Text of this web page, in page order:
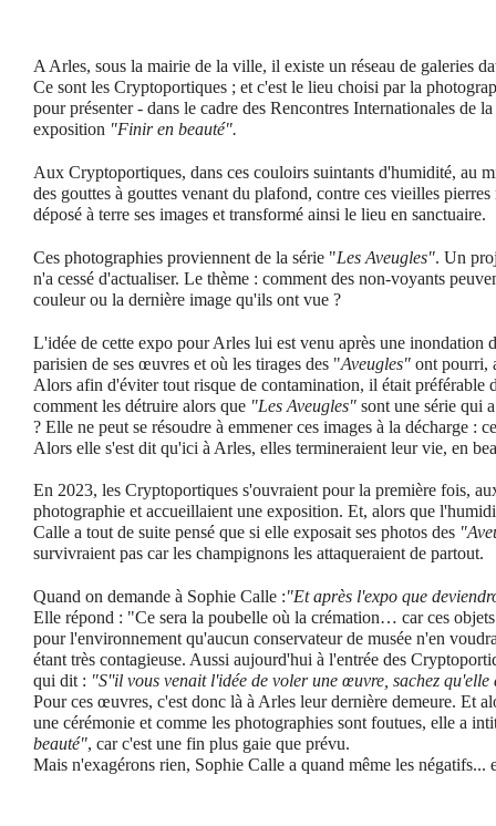
A Arles, sous la mairie de la ville, il existe un réseau de galeries
Ce sont les Cryptoportiques ; et c'est le lieu choisi par la
pour présenter - dans le cadre des Rencontres Internationales de
exposition "Finir en beauté".
Aux Cryptoportiques, dans ces couloirs suintants d'humidité, au
des gouttes à gouttes venant du plafond, contre ces vieilles
déposé à terre ses images et transformé ainsi le lieu en sanctuaire.
Ces photographies proviennent de la série "Les Aveugles". Un
n'a cessé d'actualiser. Le thème : comment des non-voyants
couleur ou la dernière image qu'ils ont vue ?
L'idée de cette expo pour Arles lui est venu après une inondation
parisien de ses œuvres et où les tirages des "Aveugles" ont pourri,
Alors afin d'éviter tout risque de contamination, il était préférable
comment les détruire alors que "Les Aveugles" sont une série qui
? Elle ne peut se résoudre à emmener ces images à la décharge :
Alors elle s'est dit qu'ici à Arles, elles termineraient leur vie, en
En 2023, les Cryptoportiques s'ouvraient pour la première fois,
photographie et accueillaient une exposition. Et, alors que
Calle a tout de suite pensé que si elle exposait ses photos des
survivraient pas car les champignons les attaqueraient de partout.
Quand on demande à Sophie Calle :"Et après l'expo que
Elle répond : "Ce sera la poubelle où la crémation… car ces
pour l'environnement qu'aucun conservateur de musée n'en
étant très contagieuse. Aussi aujourd'hui à l'entrée des
qui dit : "S''il vous venait l'idée de voler une œuvre, sachez
Pour ces œuvres, c'est donc là à Arles leur dernière demeure. Et
une cérémonie et comme les photographies sont foutues, elle a
beauté", car c'est une fin plus gaie que prévu.
Mais n'exagérons rien, Sophie Calle a quand même les négatifs...